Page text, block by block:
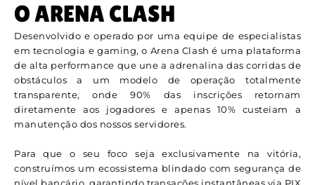
O ARENA CLASH
Desenvolvido e operado por uma equipe de especialistas
em tecnologia e gaming, o Arena Clash é uma plataforma
de alta performance que une a adrenalina das corridas de
obstáculos a um modelo de operação totalmente
transparente, onde 90% das inscrições retornam
diretamente aos jogadores e apenas 10% custeiam a
manutenção dos nossos servidores.
Para que o seu foco seja exclusivamente na vitória,
construímos um ecossistema blindado com segurança de